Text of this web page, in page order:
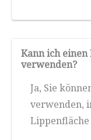
Kann ich
verwenden?
Ja, Sie
verwenden,